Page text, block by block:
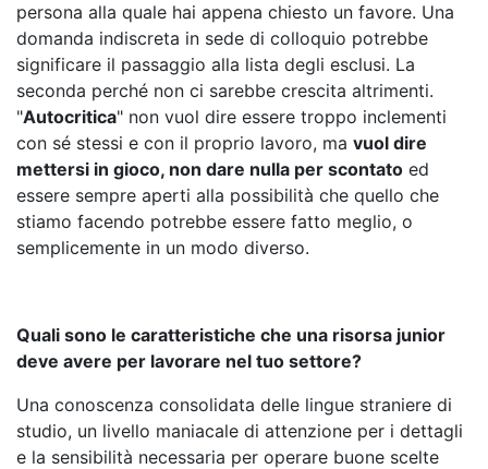
persona alla quale hai appena chiesto un favore. Una
domanda indiscreta in sede di colloquio potrebbe
significare il passaggio alla lista degli esclusi. La
seconda perché non ci sarebbe crescita altrimenti.
"Autocritica" non vuol dire essere troppo inclementi
con sé stessi e con il proprio lavoro, ma vuol dire
mettersi in gioco, non dare nulla per scontato ed
essere sempre aperti alla possibilità che quello che
stiamo facendo potrebbe essere fatto meglio, o
semplicemente in un modo diverso.
Quali sono le caratteristiche che una risorsa junior
deve avere per lavorare nel tuo settore?
Una conoscenza consolidata delle lingue straniere di
studio, un livello maniacale di attenzione per i dettagli
e la sensibilità necessaria per operare buone scelte